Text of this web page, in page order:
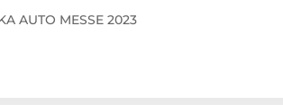
AUTO MESSE 2023